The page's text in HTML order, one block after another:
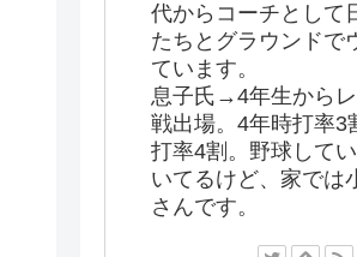
代からコーチとして
たちとグラウンドで
ています。
息子氏→4年生から
戦出場。4年時打率3
打率4割。野球して
いてるけど、家では
さんです。